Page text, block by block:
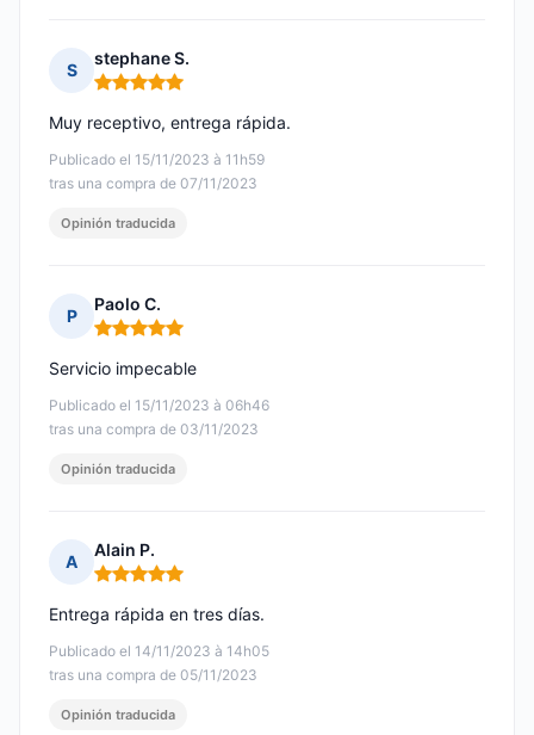
S
stephane S.
Nota: 5 de 5
Publicado el 15/11/2023 à 11h59
tras una compra de 07/11/2023
Muy receptivo, entrega rápida.
Opinión traducida
P
Paolo C.
Nota: 5 de 5
Publicado el 15/11/2023 à 06h46
tras una compra de 03/11/2023
Servicio impecable
Opinión traducida
A
Alain P.
Nota: 5 de 5
Publicado el 14/11/2023 à 14h05
tras una compra de 05/11/2023
Entrega rápida en tres días.
Opinión traducida